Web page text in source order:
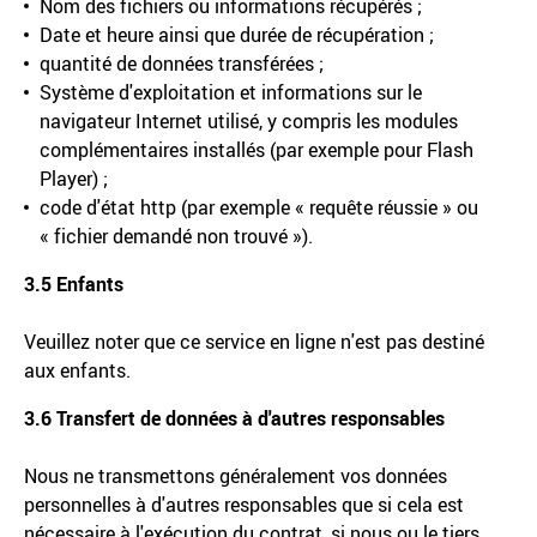
Nom des fichiers ou informations récupérés ;
Date et heure ainsi que durée de récupération ;
quantité de données transférées ;
Système d'exploitation et informations sur le
navigateur Internet utilisé, y compris les modules
complémentaires installés (par exemple pour Flash
Player) ;
code d'état http (par exemple « requête réussie » ou
« fichier demandé non trouvé »).
3.5 Enfants
Veuillez noter que ce service en ligne n'est pas destiné
aux enfants.
3.6 Transfert de données à d'autres responsables
Nous ne transmettons généralement vos données
personnelles à d'autres responsables que si cela est